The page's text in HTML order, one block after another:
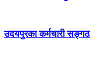
उदयपुरका कर्मचारी